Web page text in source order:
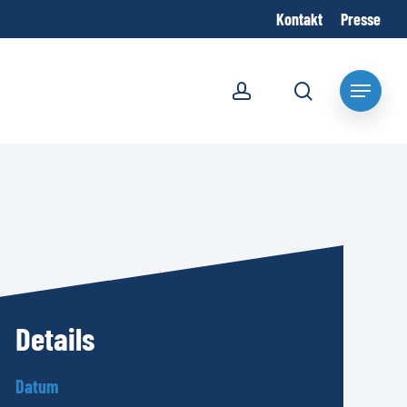
Kontakt Presse
Menu
search
Details
Datum